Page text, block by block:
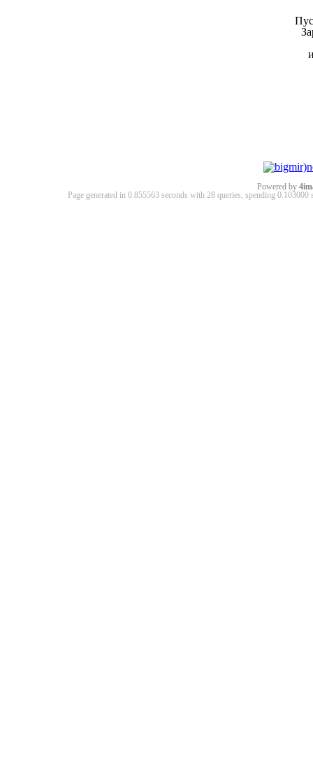
Powered by
Page generated in 0.855563 seconds with 28 queries, spending